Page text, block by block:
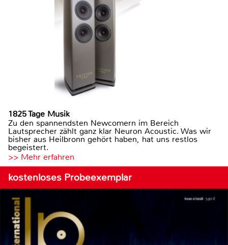
1825 Tage Musik
Zu den spannendsten Newcomern im Bereich
Lautsprecher zählt ganz klar Neuron Acoustic. Was wir
bisher aus Heilbronn gehört haben, hat uns restlos
begeistert.
>> Mehr erfahren
kostenloses Probeexemplar